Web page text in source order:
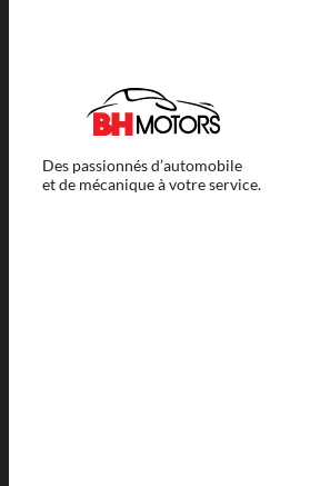
Des passionnés d’automobile
et de mécanique à votre service.